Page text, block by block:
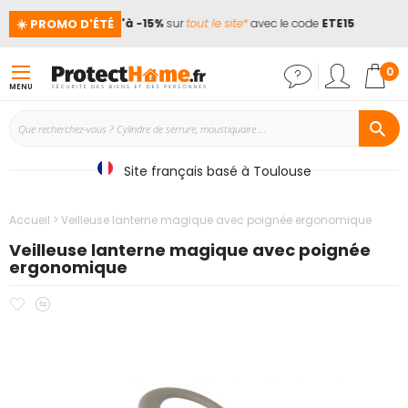
☀️ PROMO D'ÉTÉ
📢 Jusqu'à -15%surtout le site*avec le codeETE15
MENU
0
Site français basé à Toulouse
Accueil Veilleuse lanterne magique avec poignée ergonomique
Veilleuse lanterne magique avec poignée
ergonomique
Ajouter